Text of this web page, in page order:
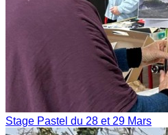
Stage Pastel du 28 et 29 Mars